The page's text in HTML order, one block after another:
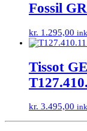
Fossil
kr. 1.295,00
Tissot
kr. 3.495,00